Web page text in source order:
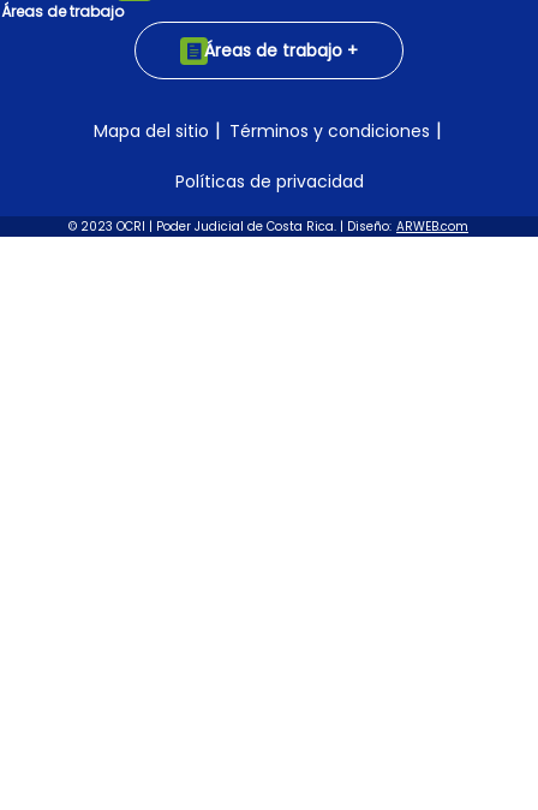
Áreas de trabajo
Áreas de trabajo +
Mapa del sitio | Términos y condiciones |
Políticas de privacidad
© 2023 OCRI | Poder Judicial de Costa Rica. | Diseño: ARWEB.com